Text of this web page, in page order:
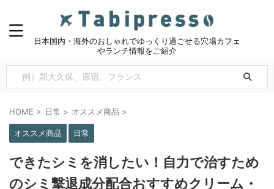
日本国内・海外のおしゃれでゆっくり過ごせる穴場カフェ
やランチ情報をご紹介
HOME > 日常 > オススメ商品 >
オススメ商品 日常
できたシミを消したい！自力で治すため
のシミ撃退成分配合おすすめクリーム・